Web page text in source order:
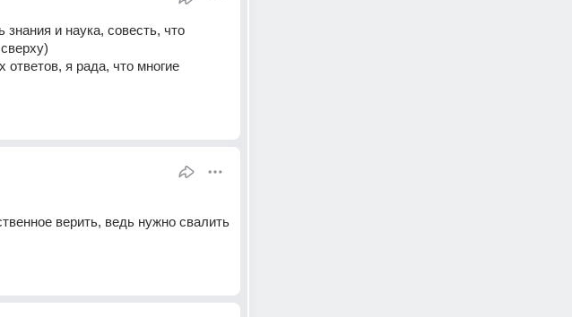
и наука, совесть, что
ответов, я рада, что многие
верить, ведь нужно свалить